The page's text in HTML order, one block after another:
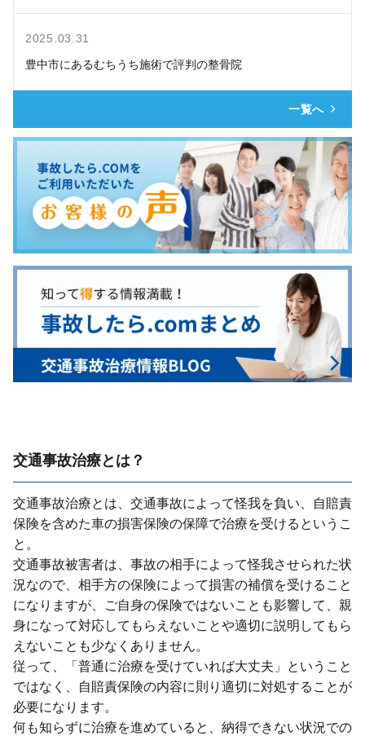
2025.03.31
豊中市にあるむちうち施術で評判の整骨院
一覧へ
交通事故治療とは？
交通事故治療とは、交通事故によって怪我を負い、⾃賠責
保険を含めた⾞の損害保険の保障で治療を受けるというこ
と。
交通事故被害者は、事故の相⼿によって怪我させられた状
況なので、相⼿⽅の保険によって損害の補償を受けること
になりますが、ご⾃⾝の保険ではないことも影響して、親
⾝になって対応してもらえないことや適切に説明してもら
えないことも少なくありません。
従って、「普通に治療を受けていれば⼤丈夫」ということ
ではなく、⾃賠責保険の内容に則り適切に対処することが
必要になります。
何も知らずに治療を進めていると、納得できない状況での